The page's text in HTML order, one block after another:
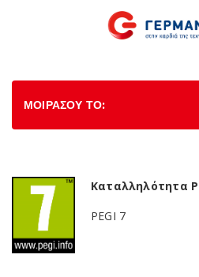
ΜΟΙΡΑΣΟΥ ΤΟ:
Καταλληλότητα
PEGI 7